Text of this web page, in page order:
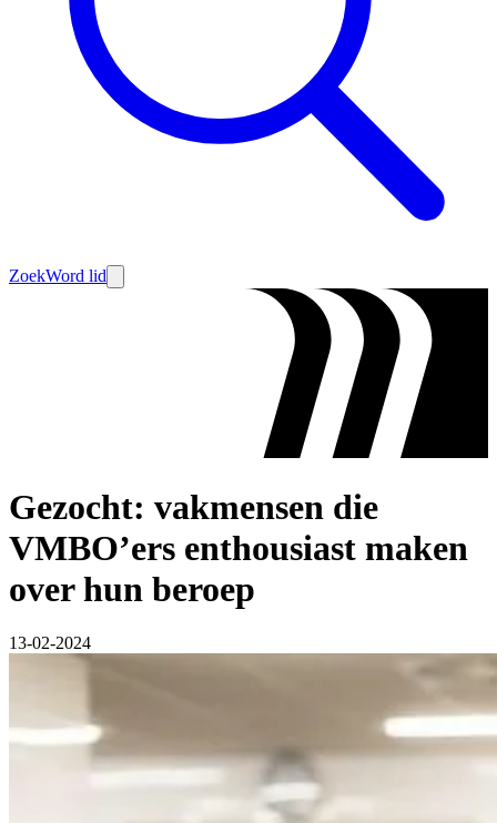
ZoekWord lid
Gezocht: vakmensen die
VMBO’ers enthousiast maken
over hun beroep
13-02-2024